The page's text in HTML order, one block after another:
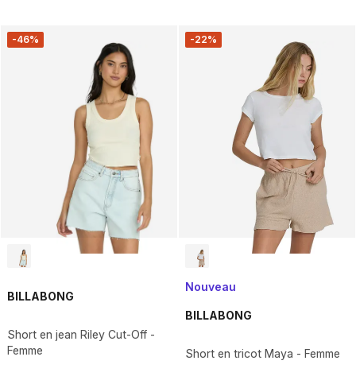
-46%
BILLABONG
Short en jean Riley Cut-Off -
Femme
-22%
Nouveau
BILLABONG
Short en tricot Maya - Femme